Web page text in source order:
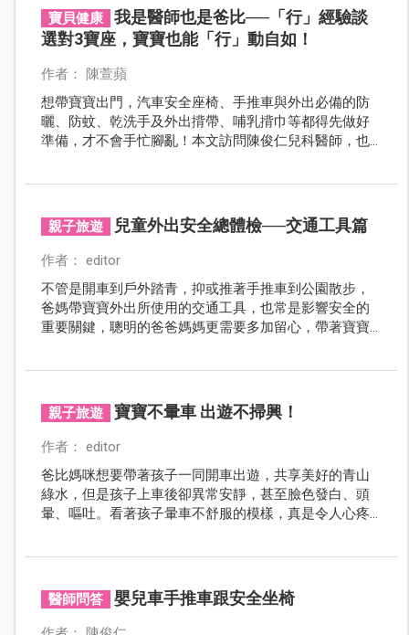
寶貝健康
我是醫師也是爸比──「行」經驗談
選對3寶座，寶寶也能「行」動自如！
作者： 陳萱蘋
想帶寶寶出門，汽車安全座椅、手推車與外出必備的防
曬、防蚊、乾洗手及外出揹帶、哺乳揹巾等都得先做好
準備，才不會手忙腳亂！本文訪問陳俊仁兒科醫師，也
親子旅遊 兒童外出安全總體檢──交通工具篇
作者： editor
不管是開車到戶外踏青，抑或推著手推車到公園散步，
爸媽帶寶寶外出所使用的交通工具，也常是影響安全的
重要關鍵，聰明的爸爸媽媽更需要多加留心，帶著寶寶
親子旅遊 寶寶不暈車 出遊不掃興！
作者： editor
爸比媽咪想要帶著孩子一同開車出遊，共享美好的青山
綠水，但是孩子上車後卻異常安靜，甚至臉色發白、頭
暈、嘔吐。看著孩子暈車不舒服的模樣，真是令人心疼
醫師問答 嬰兒車手推車跟安全坐椅